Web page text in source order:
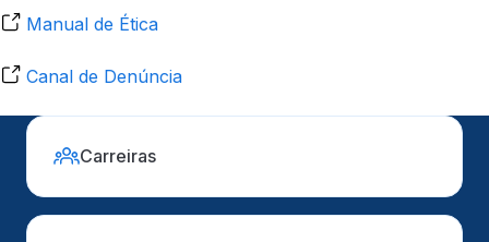
Manual de Ética
Canal de Denúncia
Carreiras